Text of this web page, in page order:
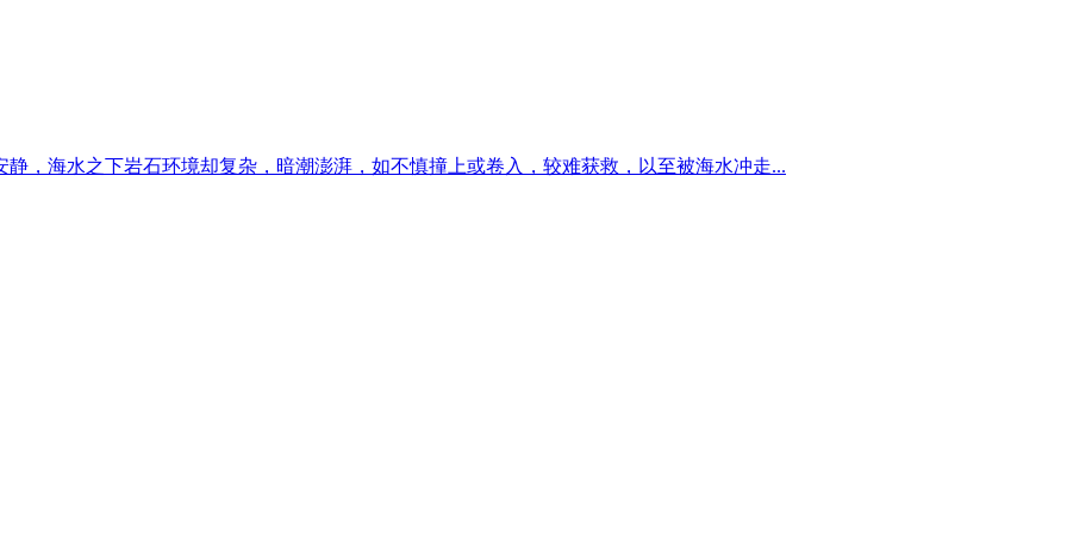
，海水之下岩石环境却复杂，暗潮澎湃，如不慎撞上或卷入，较难获救，以至被海水冲走...